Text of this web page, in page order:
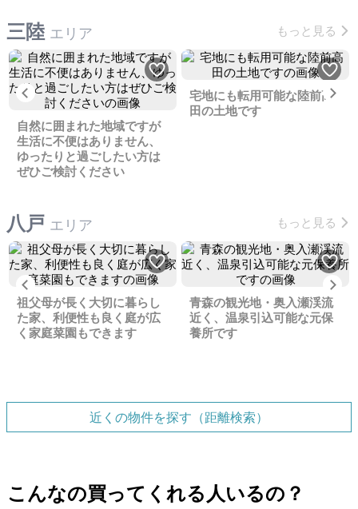
三陸 エリア もっと見る
Previous
自然に囲まれた地域ですが
生活に不便はありません、
ゆったりと過ごしたい方は
ぜひご検討ください
宅地にも転用可能な陸前高
田の土地です
八戸 エリア もっと見る
Previous
祖父母が長く大切に暮らし
た家、利便性も良く庭が広
く家庭菜園もできます
青森の観光地・奥入瀬渓流
近く、温泉引込可能な元保
養所です
近くの物件を探す（距離検索）
こんなの買ってくれる人いるの？